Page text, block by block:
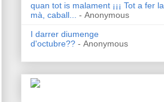
quan tot is malament ¡¡¡ Tot a fer la
mà, caball...
- Anonymous
I darrer diumenge
d'octubre?? - Anonymous